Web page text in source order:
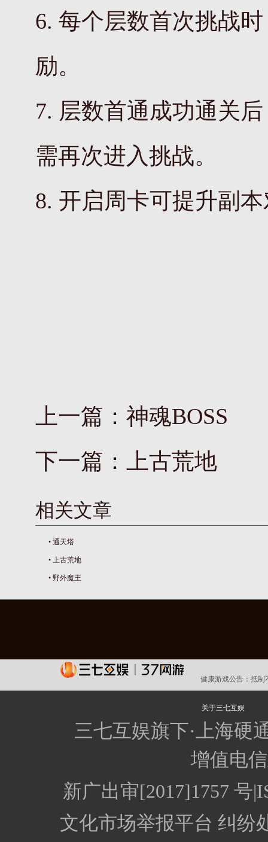
6. 每个层数首次挑战
励。
7. 层数首通成功通关
需再次进入挑战。
8. 开启周卡可提升副
上一篇： 神魂BOSS
下一篇： 上古荒地
相关文章
• 通天塔
• 上古荒地
• 野外魔王
健康游戏公告： 抵制
关于三七互娱
三七互娱旗下·上海硬
增值电
新广出审[2017]1757 号
文化市场举报平台 纠纷